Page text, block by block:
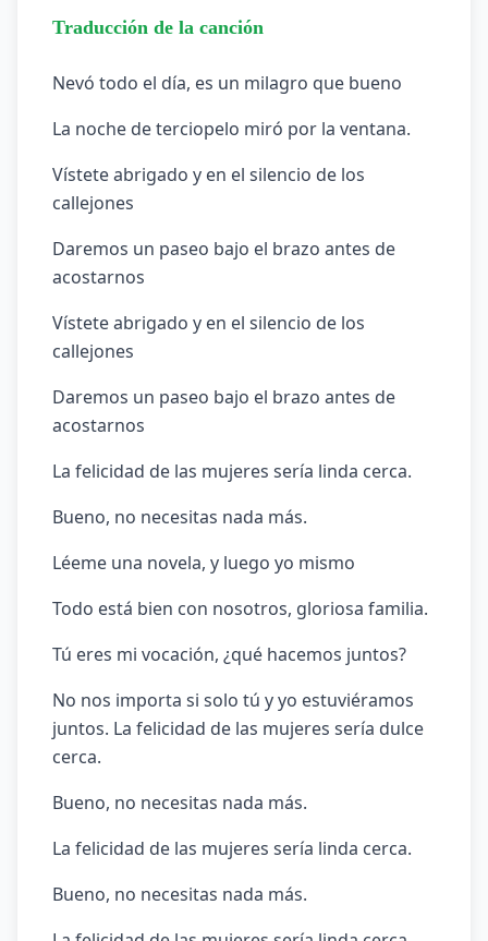
Traducción de la canción
Nevó todo el día, es un milagro que bueno
La noche de terciopelo miró por la ventana.
Vístete abrigado y en el silencio de los
callejones
Daremos un paseo bajo el brazo antes de
acostarnos
Vístete abrigado y en el silencio de los
callejones
Daremos un paseo bajo el brazo antes de
acostarnos
La felicidad de las mujeres sería linda cerca.
Bueno, no necesitas nada más.
Léeme una novela, y luego yo mismo
Todo está bien con nosotros, gloriosa familia.
Tú eres mi vocación, ¿qué hacemos juntos?
No nos importa si solo tú y yo estuviéramos
juntos. La felicidad de las mujeres sería dulce
cerca.
Bueno, no necesitas nada más.
La felicidad de las mujeres sería linda cerca.
Bueno, no necesitas nada más.